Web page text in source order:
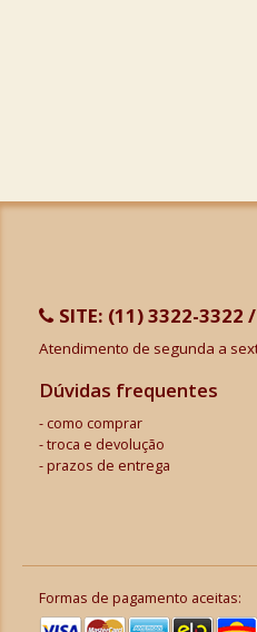
SITE: (11) 3322-3322
Atendimento de segunda a
Dúvidas frequentes
como comprar
troca e devolução
prazos de entrega
Formas de pagamento aceitas: